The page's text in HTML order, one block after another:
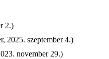
2.)
2025. szeptember 4.)
november 29.)